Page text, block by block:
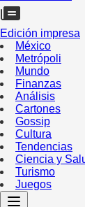
Edición impresa
México
Metrópoli
Mundo
Finanzas
Análisis
Cartones
Gossip
Cultura
Tendencias
Ciencia y
Turismo
Juegos